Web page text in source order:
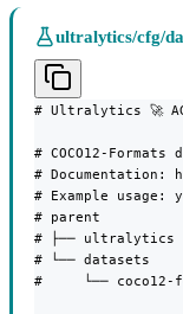
ultralytics/cfg/
# Ultralytics 🚀
# COCO12-
#
# Example usage:
# parent
# ├── ultralytics
# └── datasets
#     └── coco12-